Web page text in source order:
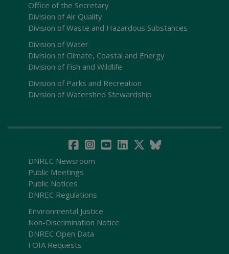
Office of the Secretary
Division of Air Quality
Division of Waste and Hazardous Substances
Division of Water
Division of Climate, Coastal and Energy
Division of Fish and Wildlife
Division of Parks and Recreation
Division of Watershed Stewardship
DNREC Newsroom
Public Meetings
Public Notices
DNREC Regulations
Environmental Justice
Non-Discrimination Notice
DNREC Open Data
FOIA Requests